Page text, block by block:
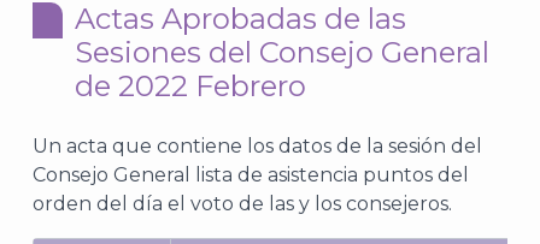
Actas Aprobadas de las
Sesiones del Consejo General
de 2022 Febrero
Un acta que contiene los datos de la sesión del
Consejo General lista de asistencia puntos del
orden del día el voto de las y los consejeros.